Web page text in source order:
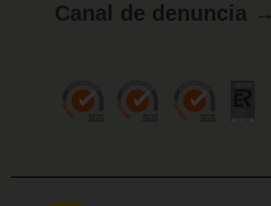
Canal de denuncia →